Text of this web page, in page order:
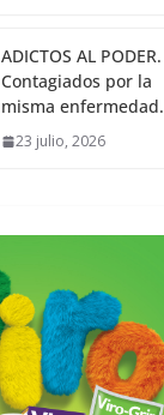
ADICTOS AL PODER.
Contagiados por la
misma enfermedad.
23 julio, 2026